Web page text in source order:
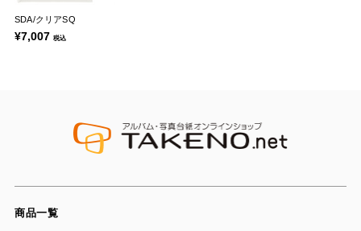
SDA/クリアSQ
¥7,007 税込
商品一覧